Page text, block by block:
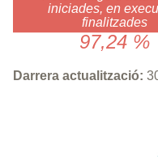
iniciades, en
finalitzades
97,24 %
Darrera actualització: